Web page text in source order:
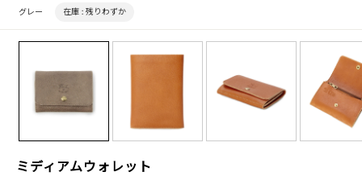
ミディアムウォレット
グレー 在庫 : 残りわずか